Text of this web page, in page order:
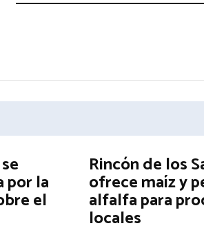
por la
el
Rincón de los
ofrece maíz y
alfalfa para
locales